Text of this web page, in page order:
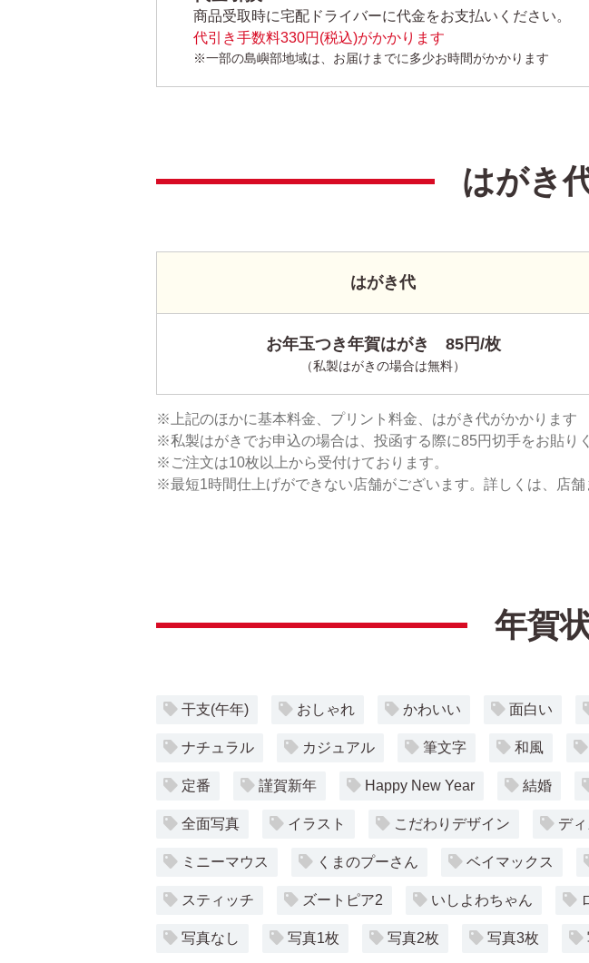
商品受取時に宅配ドライバーに代金をお支払いください。
代引き手数料330円(税込)がかかります
※一部の島嶼部地域は、お届けまでに多少お時間がかかります
はがき
はがき代
お年玉つき年賀はがき 85円/枚
（私製はがきの場合は無料）
上記のほかに基本料金、プリント料金、はがき代がかかります
私製はがきでお申込の場合は、投函する際に85円切手をお貼り
ご注文は10枚以上から受付けております。
最短1時間仕上げができない店舗がございます。詳しくは、店舗
年賀
干支(午年) おしゃれ かわいい 面白い
ナチュラル カジュアル 筆文字 和風
定番 謹賀新年 Happy New Year 結婚
全面写真 イラスト こだわりデザイン デ
ミニーマウス くまのプーさん ベイマックス
スティッチ ズートピア2 いしよわちゃん
写真なし 写真1枚 写真2枚 写真3枚